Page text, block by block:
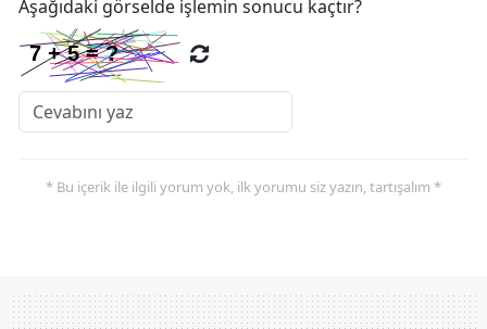
Aşağıdaki görselde işlemin sonucu kaçtır?
* Bu içerik ile ilgili yorum yok, ilk yorumu siz yazın, tartışalım *